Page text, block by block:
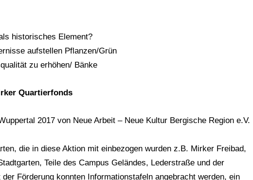
historisches Element?
aufstellen Pflanzen/Grün
zu erhöhen/ Bänke
Quartierfonds
2017 von Neue Arbeit – Neue Kultur Bergische Region e.V.
die in diese Aktion mit einbezogen wurden z.B. Mirker Freibad,
Teile des Campus Geländes, Lederstraße und der
Förderung konnten Informationstafeln angebracht werden, ein